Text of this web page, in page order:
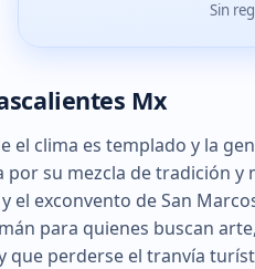
Sin
Mx
el clima es templado y la
su mezcla de tradición y
el exconvento de San
para quienes buscan
que perderse el tranvía